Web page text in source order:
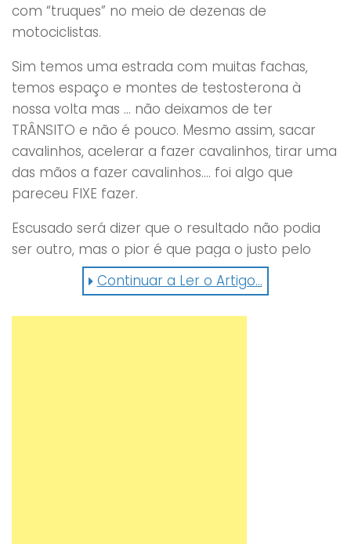
com “truques” no meio de dezenas de
motociclistas.
Sim temos uma estrada com muitas fachas,
temos espaço e montes de testosterona à
nossa volta mas … não deixamos de ter
TRÂNSITO e não é pouco. Mesmo assim, sacar
cavalinhos, acelerar a fazer cavalinhos, tirar uma
das mãos a fazer cavalinhos…. foi algo que
pareceu FIXE fazer.
Escusado será dizer que o resultado não podia
ser outro, mas o pior é que paga o justo pelo
pecador. O primeiro coitado leva com uma
mota por trás e ainda hoje deve estar a
perguntar ” Como é que aquilo aconteceu?”.
Continuar a Ler o Artigo...